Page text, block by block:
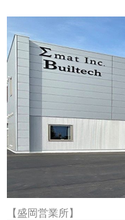
【盛岡営業所】